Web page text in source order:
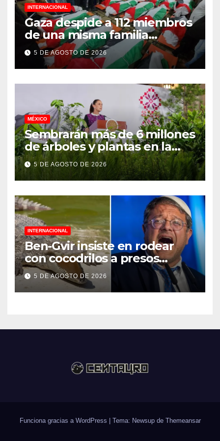
INTERNACIONAL
Gaza despide a 112 miembros
de una misma familia
asesinados durante el
genocidio
5 DE AGOSTO DE 2026
MÉXICO
Sembrarán más de 6 millones
de árboles y plantas en la
Jornada Nacional de
Reforestación 2026
5 DE AGOSTO DE 2026
INTERNACIONAL
Ben-Gvir insiste en rodear
con cocodrilos a presos
palestinos
5 DE AGOSTO DE 2026
Funciona gracias a WordPress Tema: Newsup de Themeansar